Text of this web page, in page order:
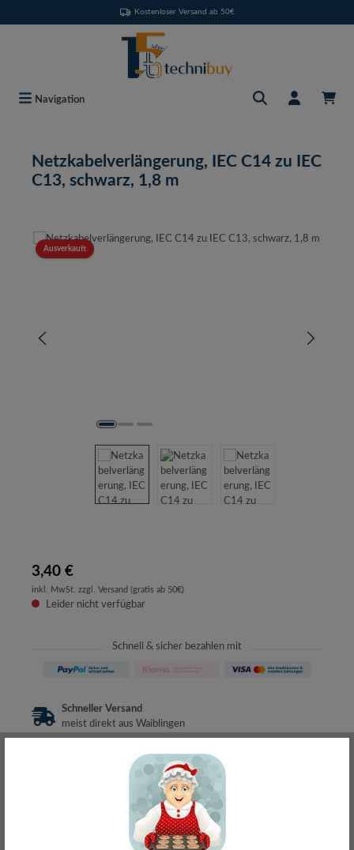
Kostenloser Versand ab 50€
Navigation
Netzkabelverlängerung, IEC C14 zu IEC
C13, schwarz, 1,8 m
Bildergalerie überspringen
Ausverkauft
3,40 €
inkl. MwSt. zzgl. Versand (gratis ab 50€)
Leider nicht verfügbar
Schnell & sicher bezahlen mit
Schneller Versand
meist direkt aus Waiblingen
ohne Risiko bestellen
– Frag den Profi!
kostenlos und persönlich
Über 20+ Jahre Erfahrung
wir wissen von was wir sprechen